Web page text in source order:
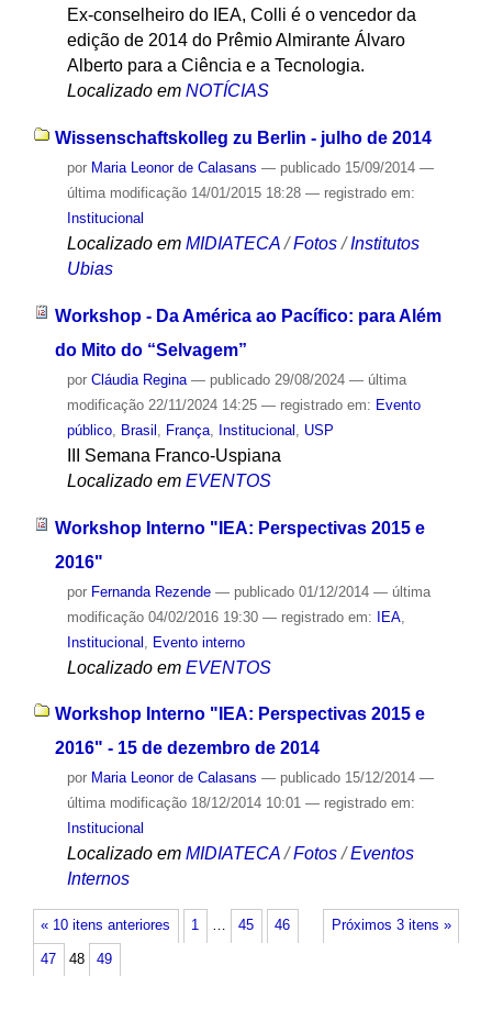
Ex-conselheiro do IEA, Colli é o vencedor da
edição de 2014 do Prêmio Almirante Álvaro
Alberto para a Ciência e a Tecnologia.
Localizado em NOTÍCIAS
Wissenschaftskolleg zu Berlin - julho de 2014
por Maria Leonor de Calasans — publicado15/09/2014 —
última modificação14/01/2015 18:28 — registrado em:
Institucional
Localizado em MIDIATECA /Fotos /Institutos
Ubias
Workshop - Da América ao Pacífico: para Além
do Mito do “Selvagem”
por Cláudia Regina — publicado29/08/2024 — última
modificação22/11/2024 14:25 — registrado em: Evento
público, Brasil França, Institucional USP
III Semana Franco-Uspiana
Localizado em EVENTOS
Workshop Interno "IEA: Perspectivas 2015 e
2016"
por Fernanda Rezende — publicado01/12/2014 — última
modificação04/02/2016 19:30 — registrado em: IEA,
Institucional
Evento interno
Localizado em EVENTOS
Workshop Interno "IEA: Perspectivas 2015 e
2016" - 15 de dezembro de 2014
por Maria Leonor de Calasans — publicado15/12/2014 —
última modificação18/12/2014 10:01 — registrado em:
Institucional
Localizado em MIDIATECA /Fotos /Eventos
Internos
« 10 itens anteriores Próximos 3 itens »
1 … 45 46
47 48 49